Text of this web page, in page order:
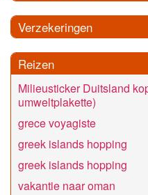
Verzekeringen
Reizen
Milieusticker Duitsland
umweltplakette)
grece voyagiste
greek islands hopping
greek islands hopping
vakantie naar oman